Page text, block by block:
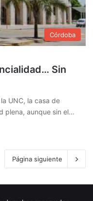
Córdoba
Sin
UNC, la casa de
plena, aunque sin el…
Página siguiente